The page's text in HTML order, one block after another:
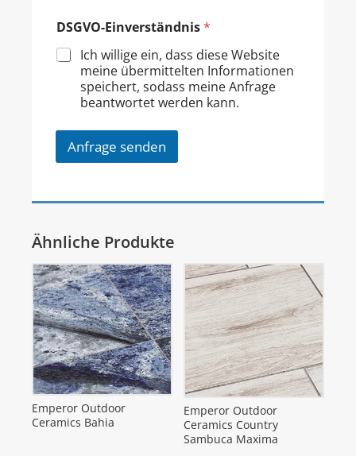
DSGVO-Einverständnis*
Ich willige ein, dass diese Website
meine übermittelten Informationen
speichert, sodass meine Anfrage
beantwortet werden kann.
Anfrage senden
Ähnliche Produkte
Emperor Outdoor
Ceramics Bahia
Emperor Outdoor
Ceramics Country
Sambuca Maxima